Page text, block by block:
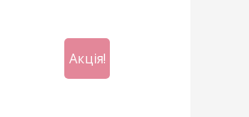
Акція!